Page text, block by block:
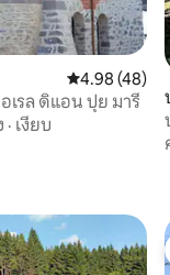
คะแนนเฉลี่ย
4.98 (48)
เรล ดิแอน ปุย มารี
· เงียบ